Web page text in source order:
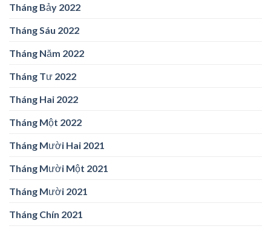
Tháng Bảy 2022
Tháng Sáu 2022
Tháng Năm 2022
Tháng Tư 2022
Tháng Hai 2022
Tháng Một 2022
Tháng Mười Hai 2021
Tháng Mười Một 2021
Tháng Mười 2021
Tháng Chín 2021